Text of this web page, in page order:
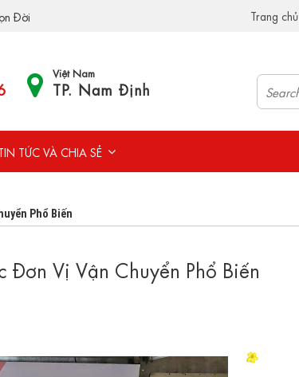
Đời Trang chủ
Việt Nam
TP. Nam Định
TỨC VÀ CHIA SẺ
Phổ Biến
Vị Vận Chuyển Phổ Biến